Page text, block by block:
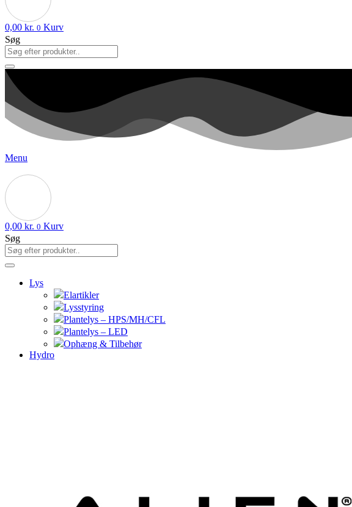
0,00 kr. 0 Kurv
Søg
Menu
0,00 kr. 0 Kurv
Søg
Lys
Elartikler
Lysstyring
Plantelys – HPS/MH/CFL
Plantelys – LED
Ophæng & Tilbehør
Hydro